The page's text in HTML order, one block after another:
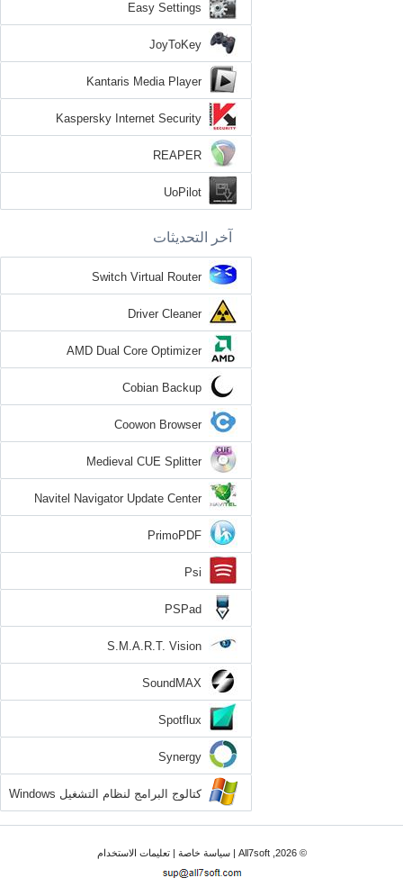
Easy Settings
JoyToKey
Kantaris Media Player
Kaspersky Internet Security
REAPER
UoPilot
آخر التحديثات
Switch Virtual Router
Driver Cleaner
AMD Dual Core Optimizer
Cobian Backup
Coowon Browser
Medieval CUE Splitter
Navitel Navigator Update Center
PrimoPDF
Psi
PSPad
S.M.A.R.T. Vision
SoundMAX
Spotflux
Synergy
كتالوج البرامج لنظام التشغيل Windows
7
© 2026, All7soft | سياسة خاصة|تعليمات الاستخدام